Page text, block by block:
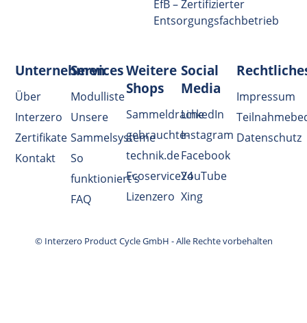
EfB – Zertifizierter
Entsorgungsfachbetrieb
Unternehmen
Über
Interzero
Zertifikate
Kontakt
Services
Modulliste
Unsere
Sammelsysteme
So
funktioniert's
FAQ
Weitere
Shops
Sammeldrache
gebrauchte-
technik.de
Ecoservice24
Lizenzero
Social
Media
LinkedIn
Instagram
Facebook
YouTube
Xing
Impressum
Datenschutz
© Interzero Product Cycle GmbH - Alle Rechte vorbehalten